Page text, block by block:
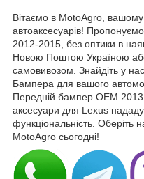
Вітаємо в MotoAgro, вашому
автоаксесуарів!
2012-2015, без оптики в
Новою Поштою Україною
самовивозом. Знайдіть у
Бампера для вашого
Передній бампер OEM
аксесуари для Lexus
функціональність. Оберіть
MotoAgro сьогодні!